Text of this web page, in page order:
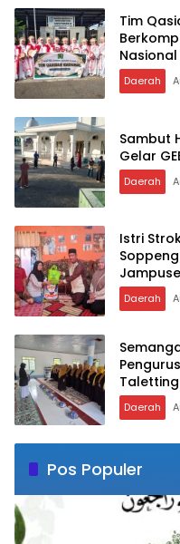
Tim
Daerah
Sambut
Gelar
Daerah
Istri
Daerah
Taletting
Daerah
Pos Populer